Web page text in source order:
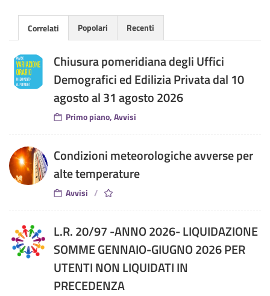
Correlati Popolari Recenti
Chiusura pomeridiana degli Uffici
Demografici ed Edilizia Privata dal 10
agosto al 31 agosto 2026
Primo piano, Avvisi
Condizioni meteorologiche avverse per
alte temperature
Avvisi
L.R. 20/97 -ANNO 2026- LIQUIDAZIONE
SOMME GENNAIO-GIUGNO 2026 PER
UTENTI NON LIQUIDATI IN
PRECEDENZA